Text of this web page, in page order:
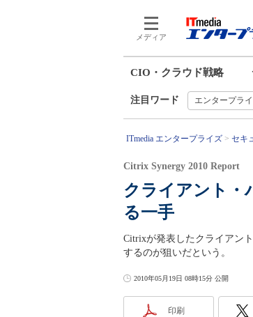
メディア
CIO・クラウド戦略
注目ワード エンタープラ
ITmedia エンタープライズ セキ
クライアント・
る一手
Citrix Synergy 2010 Report
Citrixが発表したクライアン
するのが狙いだという。
2010年05月19日 08時15分 公開
印刷